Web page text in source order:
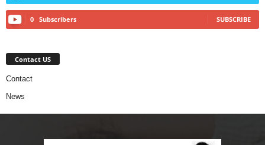
0 Subscribers SUBSCRIBE
Contact US
Contact
News